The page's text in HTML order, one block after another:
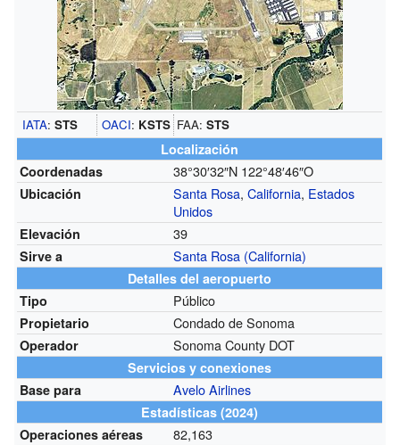
IATA: STS OACI: KSTS FAA:STS
Localización
Coordenadas
38°30′32″N 122°48′46″O
Ubicación Santa Rosa,California, Estados
Unidos
Elevación 39
Sirve a Santa Rosa (California)
Detalles del aeropuerto
Tipo
Público
Propietario Condado de Sonoma
Operador Sonoma County DOT
Servicios y conexiones
Base para
Avelo Airlines
Estadísticas (2024)
Operaciones aéreas
82,163